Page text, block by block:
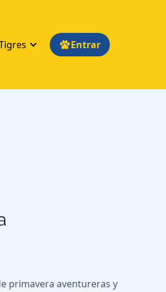
Entrar
primavera aventureras y